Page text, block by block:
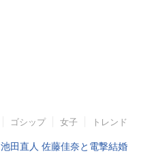
ゴシップ 女子 トレンド
池田直人 佐藤佳奈と電撃結婚